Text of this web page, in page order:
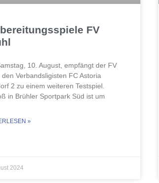
FV
10. August, empfängt der FV
den Verbandsligisten FC Astoria
2 zu einem weiteren Testspiel.
in Brühler Sportpark Süd ist um
»
2024